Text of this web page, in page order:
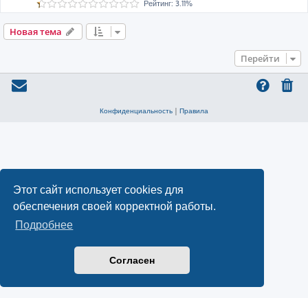
Этот сайт использует cookies для
обеспечения своей корректной работы.
Подробнее
Согласен
Рейтинг: 3.11%
Новая тема
Перейти
Конфиденциальность | Правила